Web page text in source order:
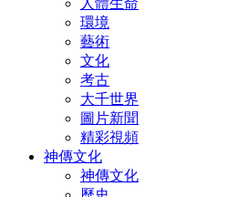
環境
藝術
文化
考古
大千世界
圖片新聞
精彩視頻
神傳文化
神傳文化